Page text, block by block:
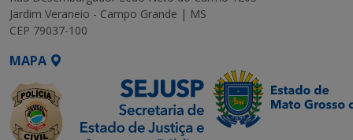
Jardim Veraneio - Campo Grande | MS
CEP 79037-100
MAPA